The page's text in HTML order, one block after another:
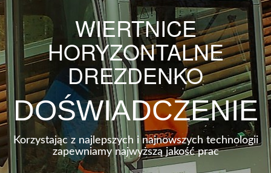
WIERTNICE
HORYZONTALNE
DREZDENKO
DOŚWIADCZENIE
Korzystając z najlepszych i najnowszych technologii
zapewniamy najwyższą jakość prac